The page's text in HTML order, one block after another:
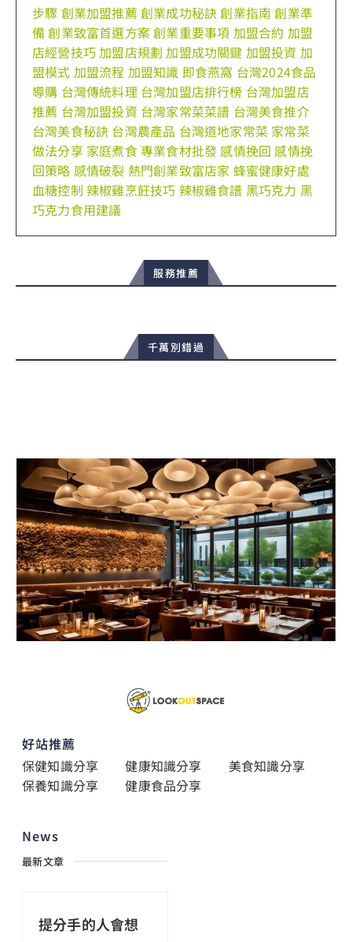
步驟 創業加盟推薦 創業成功秘訣創業指南 創業準
備創業致富首選方案創業重要事項 加盟合約 加盟
店經營技巧加盟店規劃 加盟成功關鍵 加盟投資 加
盟模式 加盟流程 加盟知識 即食燕窩 台灣2024食品
導購 台灣傳統料理 台灣加盟店排行榜 台灣加盟店
推薦 台灣加盟投資 台灣家常菜菜譜 台灣美食推介
台灣美食秘訣 台灣農產品 台灣道地家常菜 家常菜
做法分享 家庭煮食專業食材批發感情挽回 感情挽
回策略 感情破裂 熱門創業致富店家 蜂蜜健康好處
血糖控制 辣椒雞烹飪技巧 辣椒雞食譜 黑巧克力 黑
巧克力食用建議
服務推薦
千萬別錯過
好站推薦
保健知識分享
健康知識分享
美食知識分享
保養知識分享
健康食品分享
News
最新文章
提分手的人會想